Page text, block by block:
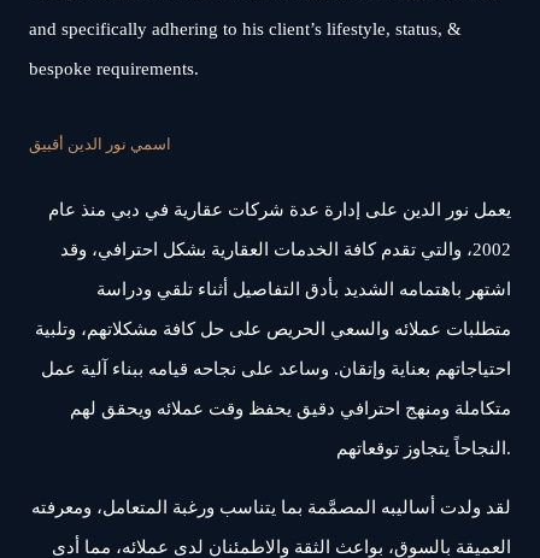
and specifically adhering to his client’s lifestyle, status, &
bespoke requirements.
اسمي نور الدين أقبيق
يعمل نور الدين على إدارة عدة شركات عقارية في دبي منذ عام
2002، والتي تقدم كافة الخدمات العقارية بشكل احترافي، وقد
اشتهر باهتمامه الشديد بأدق التفاصيل أثناء تلقي ودراسة
متطلبات عملائه والسعي الحريص على حل كافة مشكلاتهم، وتلبية
احتياجاتهم بعناية وإتقان. وساعد على نجاحه قيامه ببناء آلية عمل
متكاملة ومنهج احترافي دقيق يحفظ وقت عملائه ويحقق لهم
النجاحاً يتجاوز توقعاتهم.
لقد ولدت أساليبه المصمَّمة بما يتناسب ورغبة المتعامل، ومعرفته
العميقة بالسوق، بواعث الثقة والاطمئنان لدى عملائه، مما أدى